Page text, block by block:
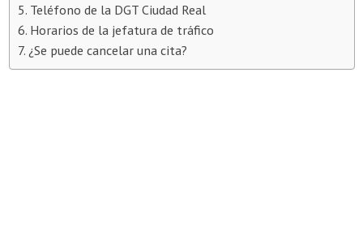
Teléfono de la DGT Ciudad Real
Horarios de la jefatura de tráfico
¿Se puede cancelar una cita?